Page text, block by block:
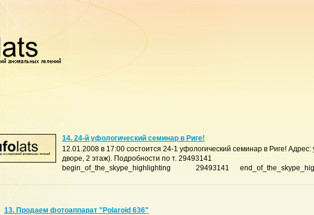
14. 24-й уфологический семинар в Риге!
12.01.2008 в 17:00 состоится 24-1 уфологический семинар в Риге!
дворе, 2 этаж). Подробности по т. 29493141
begin_of_the_skype_highlighting 29493141
13. Продаем фотоаппарат "Polaroid 636"